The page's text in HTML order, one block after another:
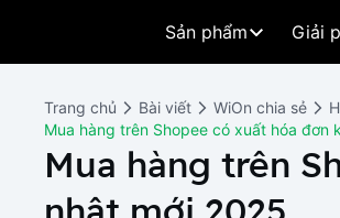
Sản phẩm Giải
Trang chủ Bài viết WiOn chia sẻ
Mua hàng trên Shopee có xuất hóa đơn
Mua hàng trên